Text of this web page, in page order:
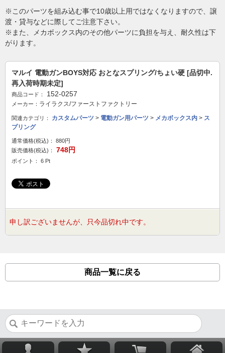
※このパーツを組み込む事で10歳以上用ではなくなりますので、譲
渡・貸与などに際してご注意下さい。
※また、メカボックス内のその他パーツに負担を与え、耐久性は下
がります。
マルイ 電動ガンBOYS対応 おとなスプリング/ちょい硬 [品切中.
再入荷時期未定]
商品コード： 152-0257
メーカー： ライラクス/ファーストファクトリー
関連カテゴリ： カスタムパーツ > 電動ガン用パーツ > メカボックス内 > ス
プリング
通常価格(税込)：
880円
販売価格(税込)：
748円
ポイント： 6 Pt
申し訳ございませんが、只今品切れ中です。
商品一覧に戻る